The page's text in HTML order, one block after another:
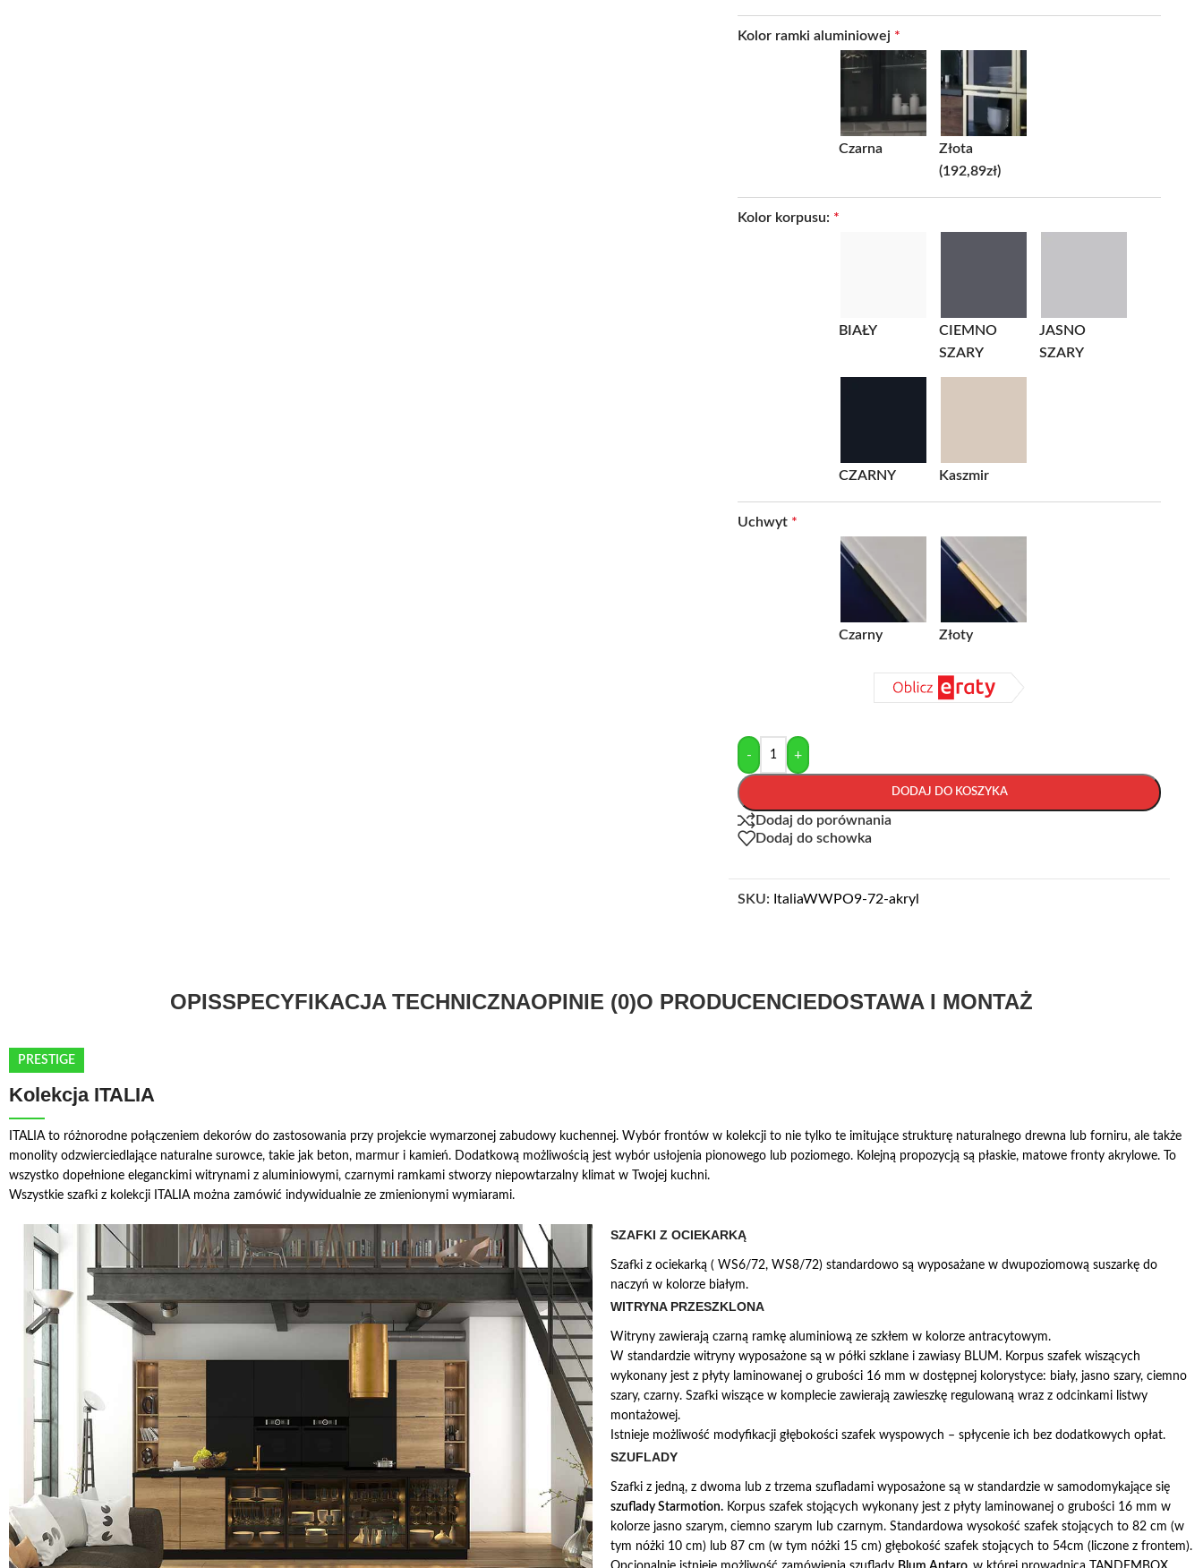
Kolor ramki aluminiowej *
Czarna
Złota
(192,89zł)
Kolor korpusu: *
BIAŁY
CIEMNO
SZARY
JASNO
SZARY
CZARNY Kaszmir
Uchwyt *
Czarny Złoty
- +
DODAJ DO KOSZYKA
Dodaj do porównania
Dodaj do schowka
SKU: ItaliaWWPO9-72-akryl
OPISSPECYFIKACJA TECHNICZNAOPINIE (0)O PRODUCENCIEDOSTAWA I MONTAŻ
PRESTIGE
Kolekcja ITALIA
ITALIA to różnorodne połączeniem dekorów do zastosowania przy projekcie wymarzonej zabudowy kuchennej. Wybór frontów w kolekcji to nie tylko te imitujące strukturę naturalnego drewna lub forniru, ale także
monolity odzwierciedlające naturalne surowce, takie jak beton, marmur i kamień. Dodatkową możliwością jest wybór usłojenia pionowego lub poziomego. Kolejną propozycją są płaskie, matowe fronty akrylowe. To
wszystko dopełnione eleganckimi witrynami z aluminiowymi, czarnymi ramkami stworzy niepowtarzalny klimat w Twojej kuchni.
Wszystkie szafki z kolekcji ITALIA można zamówić indywidualnie ze zmienionymi wymiarami.
SZAFKI Z OCIEKARKĄ
Szafki z ociekarką ( WS6/72, WS8/72) standardowo są wyposażane w dwupoziomową suszarkę do
naczyń w kolorze białym.
WITRYNA PRZESZKLONA
Witryny zawierają czarną ramkę aluminiową ze szkłem w kolorze antracytowym.
W standardzie witryny wyposażone są w półki szklane i zawiasy BLUM. Korpus szafek wiszących
wykonany jest z płyty laminowanej o grubości 16 mm w dostępnej kolorystyce: biały, jasno szary, ciemno
szary, czarny. Szafki wiszące w komplecie zawierają zawieszkę regulowaną wraz z odcinkami listwy
montażowej.
Istnieje możliwość modyfikacji głębokości szafek wyspowych – spłycenie ich bez dodatkowych opłat.
SZUFLADY
Szafki z jedną, z dwoma lub z trzema szufladami wyposażone są w standardzie w samodomykające się
szuflady Starmotion. Korpus szafek stojących wykonany jest z płyty laminowanej o grubości 16 mm w
kolorze jasno szarym, ciemno szarym lub czarnym. Standardowa wysokość szafek stojących to 82 cm (w
tym nóżki 10 cm) lub 87 cm (w tym nóżki 15 cm) głębokość szafek stojących to 54cm (liczone z frontem).